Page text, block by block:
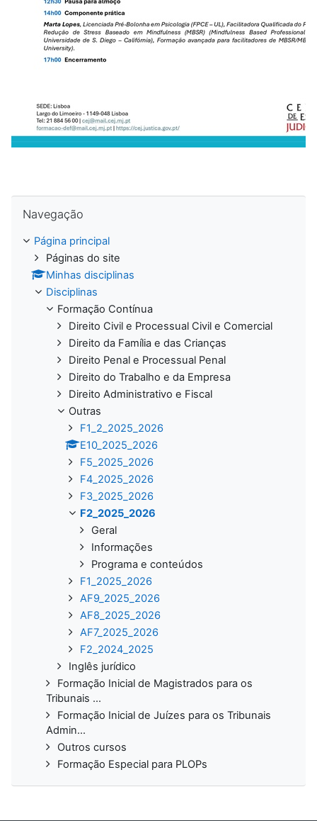
Navegação
Página principal
Páginas do site
Minhas disciplinas
Disciplinas
Formação Contínua
Direito Civil e Processual Civil e Comercial
Direito da Família e das Crianças
Direito Penal e Processual Penal
Direito do Trabalho e da Empresa
Direito Administrativo e Fiscal
Outras
F1_2_2025_2026
E10_2025_2026
F5_2025_2026
F4_2025_2026
F3_2025_2026
F2_2025_2026
Geral
Informações
Programa e conteúdos
F1_2025_2026
AF9_2025_2026
AF8_2025_2026
AF7_2025_2026
F2_2024_2025
Inglês jurídico
Formação Inicial de Magistrados para os
Tribunais ...
Formação Inicial de Juízes para os Tribunais
Admin...
Outros cursos
Formação Especial para PLOPs